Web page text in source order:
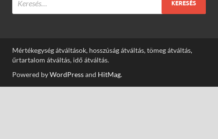
Mértékegység átváltások, hosszúság átváltás, tömeg átváltás,
űrtartalom átváltás, idő átváltás.
Powered byWordPressand HitMag.